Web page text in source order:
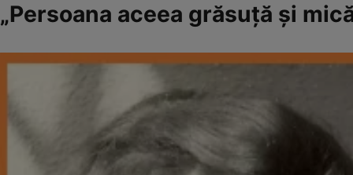
„Persoana aceea grăsuță și